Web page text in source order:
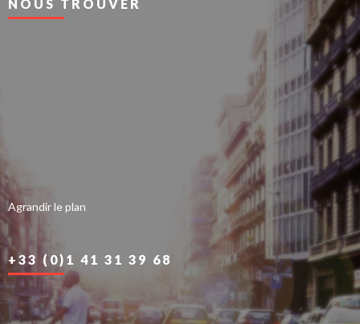
NOUS TROUVER
Agrandir le plan
+33 (0)1 41 31 39 68